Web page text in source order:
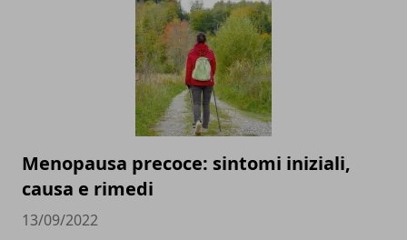
Menopausa precoce: sintomi iniziali,
causa e rimedi
13/09/2022